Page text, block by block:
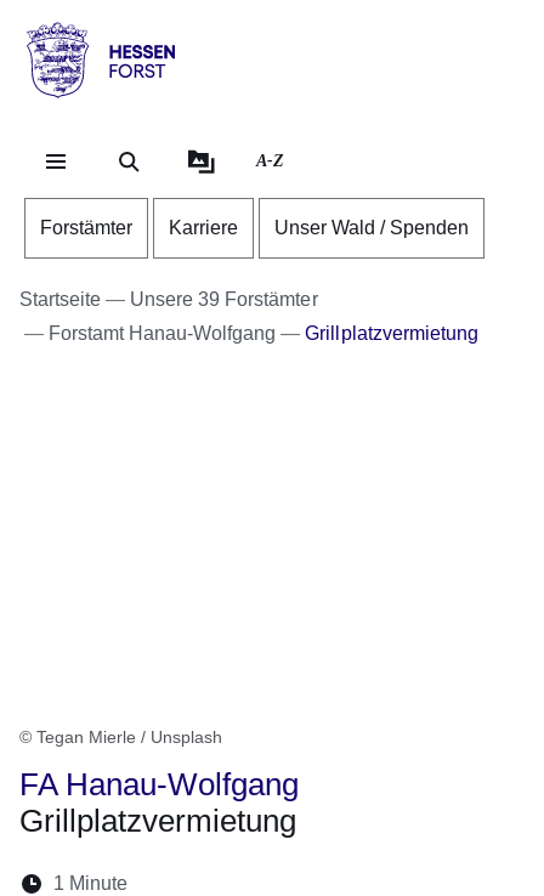
Hessen
Forst
A-Z
Forstämter Karriere Unser Wald / Spenden
Startseite
Unsere 39 Forstämter
Forstamt Hanau-Wolfgang
Grillplatzvermietung
© Tegan Mierle / Unsplash
FA Hanau-Wolfgang
Grillplatzvermietung
Lesedauer:
1 Minute